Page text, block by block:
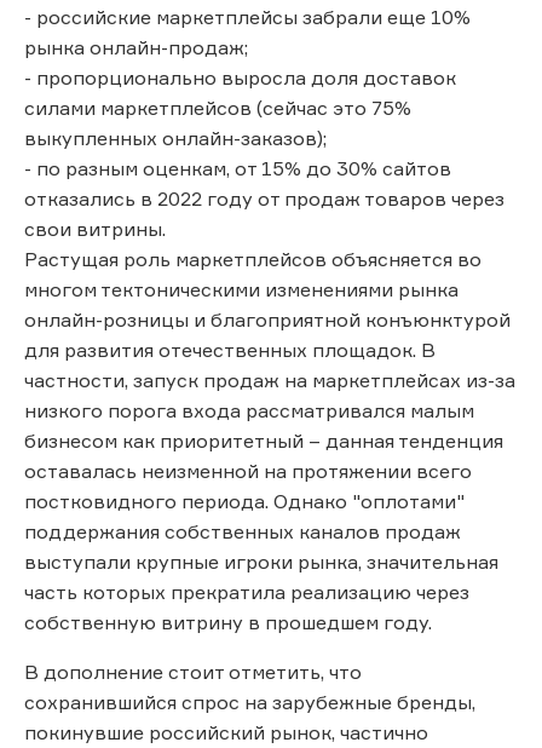
- российские маркетплейсы забрали еще 10%
рынка онлайн-продаж;
- пропорционально выросла доля доставок
силами маркетплейсов (сейчас это 75%
выкупленных онлайн-заказов);
- по разным оценкам, от 15% до 30% сайтов
отказались в 2022 году от продаж товаров через
свои витрины.
Растущая роль маркетплейсов объясняется во
многом тектоническими изменениями рынка
онлайн-розницы и благоприятной конъюнктурой
для развития отечественных площадок. В
частности, запуск продаж на маркетплейсах из-за
низкого порога входа рассматривался малым
бизнесом как приоритетный – данная тенденция
оставалась неизменной на протяжении всего
постковидного периода. Однако "оплотами"
поддержания собственных каналов продаж
выступали крупные игроки рынка, значительная
часть которых прекратила реализацию через
собственную витрину в прошедшем году.
В дополнение стоит отметить, что
сохранившийся спрос на зарубежные бренды,
покинувшие российский рынок, частично